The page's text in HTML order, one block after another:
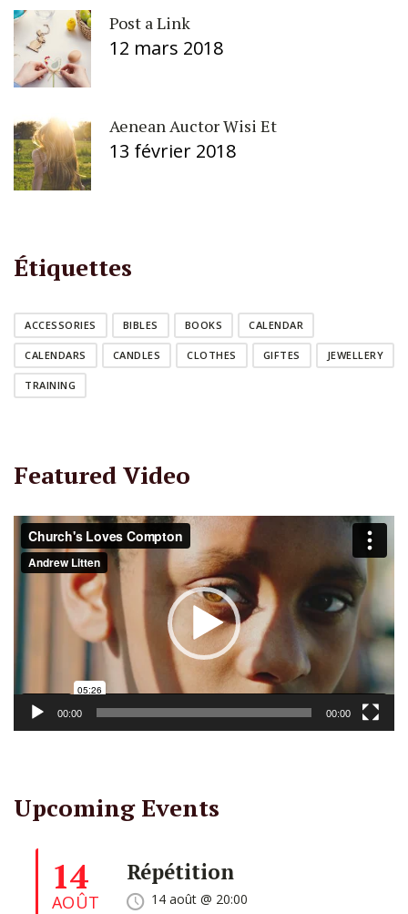
Post a Link
12 mars 2018
Aenean Auctor Wisi Et
13 février 2018
Étiquettes
ACCESSORIES BIBLES BOOKS CALENDAR
CALENDARS CANDLES CLOTHES GIFTES JEWELLERY
TRAINING
Featured Video
Lecteur
vidéo
00:00 00:00
Upcoming Events
14
AOÛT
Répétition
14 août @ 20:00